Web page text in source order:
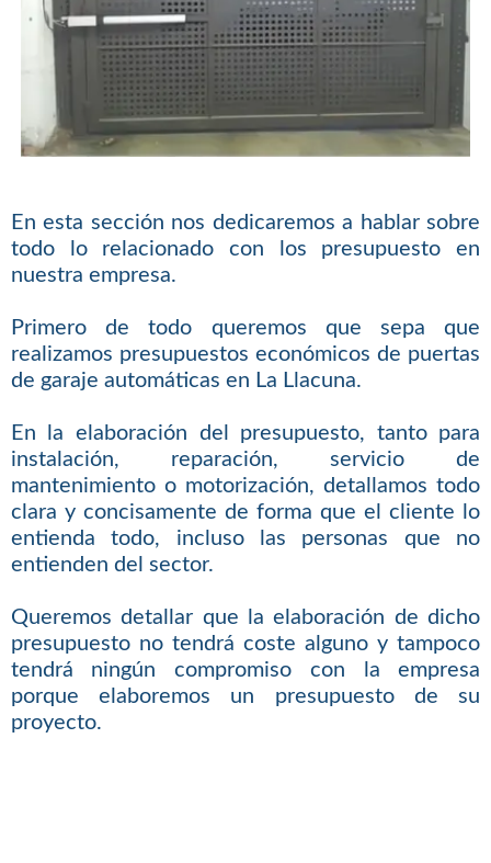
En esta sección nos dedicaremos a hablar sobre
todo lo relacionado con los presupuesto en
nuestra empresa.
Primero de todo queremos que sepa que
realizamos presupuestos económicos de puertas
de garaje automáticas en La Llacuna.
En la elaboración del presupuesto, tanto para
instalación, reparación, servicio de
mantenimiento o motorización, detallamos todo
clara y concisamente de forma que el cliente lo
entienda todo, incluso las personas que no
entienden del sector.
Queremos detallar que la elaboración de dicho
presupuesto no tendrá coste alguno y tampoco
tendrá ningún compromiso con la empresa
porque elaboremos un presupuesto de su
proyecto.